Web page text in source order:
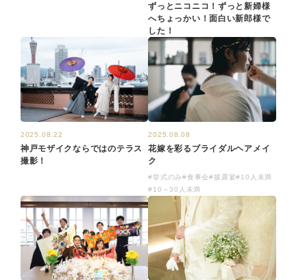
ずっとニコニコ！ずっと新婦様
へちょっかい！面白い新郎様で
した！
2025.08.22
神戸モザイクならではのテラス
撮影！
2025.08.08
花嫁を彩るブライダルヘアメイ
ク
#挙式のみ#食事会#披露宴#10人未満
#10～30人未満